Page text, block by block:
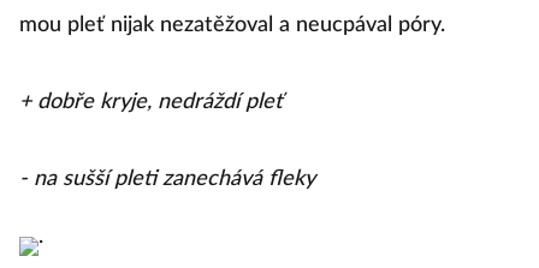
mou pleť nijak nezatěžoval a neucpával póry.
+ dobře kryje, nedráždí pleť
- na sušší pleti zanechává fleky